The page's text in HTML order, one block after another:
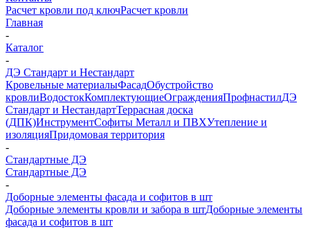
Расчет кровли под ключРасчет кровли
Главная
-
Каталог
-
ДЭ Стандарт и Нестандарт
Кровельные материалыФасадОбустройство
кровлиВодостокКомплектующиеОгражденияПрофнастилДЭ
Стандарт и НестандартТеррасная доска
(ДПК)ИнструментСофиты Металл и ПВХУтепление и
изоляцияПридомовая территория
-
Стандартные ДЭ
Стандартные ДЭ
-
Доборные элементы фасада и софитов в шт
Доборные элементы кровли и забора в штДоборные элементы
фасада и софитов в шт